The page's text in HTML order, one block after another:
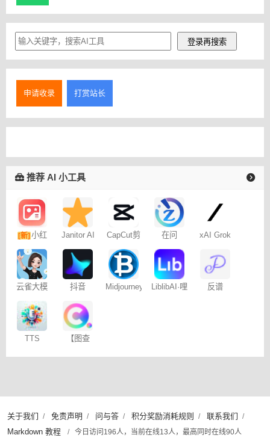
申请收录 打赏站长
推荐 AI 小工具
[新] 小红
书图文笔
记
Janitor AI
聊天
CapCut剪
在问 xAI Grok
云雀大模
抖音
– 免费
Midjourney
LiblibAI·哩
反谱
TTS
【图查
关于我们 / 免责声明 / 问与答 / 积分奖励消耗规则 / 联系我们 /
Markdown 教程 / 今日访问196人，当前在线13人，最高同时在线90人